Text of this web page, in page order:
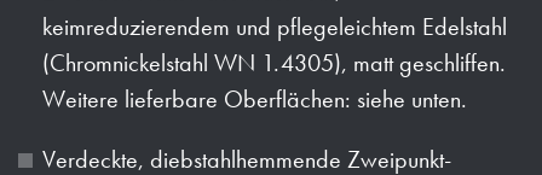
keimreduzierendem und pflegeleichtem Edelstahl
(Chromnickelstahl WN 1.4305), matt geschliffen.
Weitere lieferbare Oberflächen: siehe unten.
Verdeckte, diebstahlhemmende Zweipunkt-